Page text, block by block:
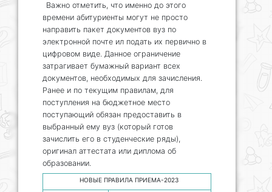
Важно отметить, что именно до этого
времени абитуриенты могут не просто
направить пакет документов вуз по
электронной почте ил подать их первично в
цифровом виде. Данное ограничение
затрагивает бумажный вариант всех
документов, необходимых для зачисления.
Ранее и по текущим правилам, для
поступления на бюджетное место
поступающий обязан предоставить в
выбранный ему вуз (который готов
зачислить его в студенческие ряды),
оригинал аттестата или диплома об
образовании.
НОВЫЕ ПРАВИЛА ПРИЕМА-2023